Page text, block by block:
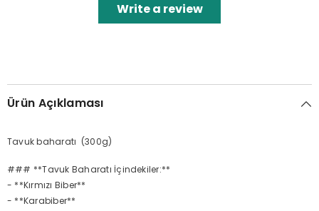
Write a review
Ürün Açıklaması
Tavuk baharatı (300g)
### **Tavuk Baharatı İçindekiler:**
- **Kırmızı Biber**
- **Karabiber**